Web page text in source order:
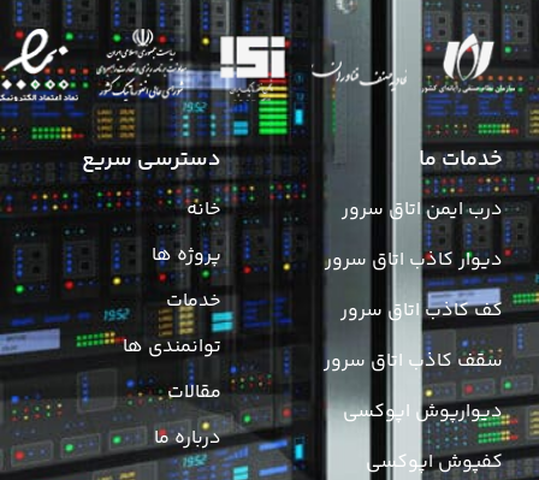
خدمات ما
درب ایمن اتاق سرور
دیوار کاذب اتاق سرور
کف کاذب اتاق سرور
سقف کاذب اتاق سرور
دیوارپوش اپوکسی
کفپوش اپوکسی
دسترسی سریع
خانه
پروژه ها
خدمات
توانمندی ها
مقالات
درباره ما